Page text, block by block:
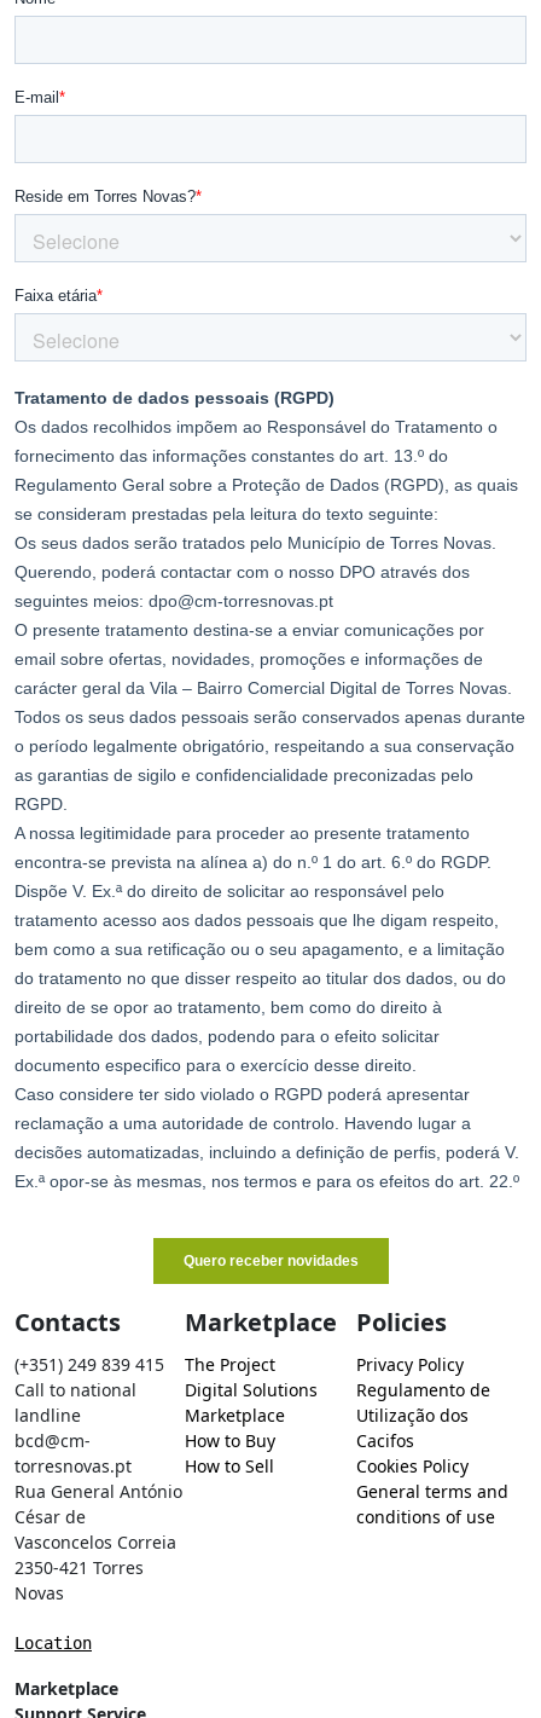
Contacts
(+351) 249 839 415
Call to national
landline
bcd@cm-
torresnovas.pt
Rua General António
César de
Vasconcelos Correia
2350-421 Torres
Novas
Location
Marketplace
Marketplace
The Project
Digital Solutions
Marketplace
How to Buy
How to Sell
Policies
Privacy Policy
Regulamento de
Utilização dos
Cacifos
Cookies Policy
General terms and
conditions of use